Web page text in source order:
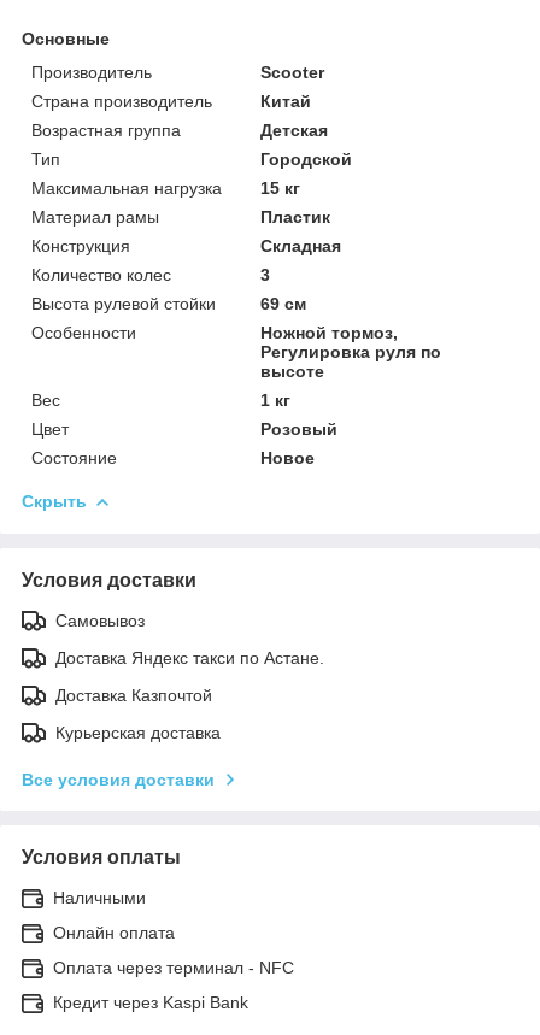
Основные
Производитель
Scooter
Страна производитель
Китай
Возрастная группа
Детская
Тип
Городской
Максимальная нагрузка
15 кг
Материал рамы
Пластик
Конструкция
Складная
Количество колес
3
Высота рулевой стойки
69 см
Особенности
Ножной тормоз,
Регулировка руля по
высоте
Вес
1 кг
Цвет
Розовый
Состояние
Новое
Скрыть
Условия доставки
Самовывоз
Доставка Яндекс такси по Астане.
Доставка Казпочтой
Курьерская доставка
Все условия доставки
Условия оплаты
Наличными
Онлайн оплата
Оплата через терминал - NFC
Кредит через Kaspi Bank